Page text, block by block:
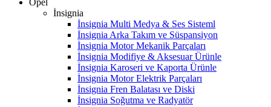
Opel
İnsignia
İnsignia Multi Medya & Ses Sisteml
İnsignia Arka Takım ve Süspansiyon
İnsignia Motor Mekanik Parçaları
İnsignia Modifiye & Aksesuar Ürünle
İnsignia Karoseri ve Kaporta Ürünle
İnsignia Motor Elektrik Parçaları
İnsignia Fren Balatası ve Diski
İnsignia Soğutma ve Radyatör